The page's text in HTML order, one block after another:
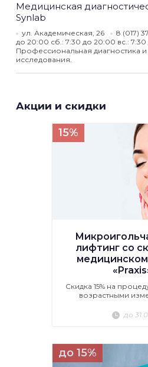
Медицинская
Synlab
ул. Академическая, 26 8 (017)
до 20:00 сб.: 7:30 до 20:00 вс.: 7:30
Профессиональная диагностика
исследования.
Акции и скидки
15%
лифтинг со
Скидка 15% на
возрастными
до
до 15%